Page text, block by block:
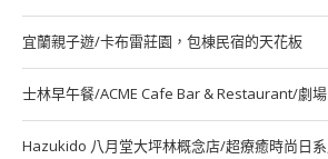
宜蘭親子遊/卡布雷莊園，包棟民宿的天花板
士林早午餐/ACME Cafe Bar & Restaurant/劇
Hazukido 八月堂大坪林概念店/超療癒時尚日